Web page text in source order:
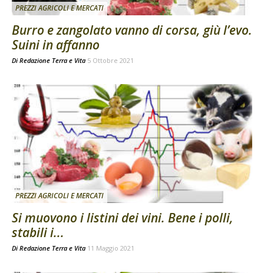
PREZZI AGRICOLI E MERCATI
Burro e zangolato vanno di corsa, giù l’evo.
Suini in affanno
Di Redazione Terra e Vita 5 Ottobre 2021
PREZZI AGRICOLI E MERCATI
Si muovono i listini dei vini. Bene i polli,
stabili i...
Di Redazione Terra e Vita 11 Maggio 2021